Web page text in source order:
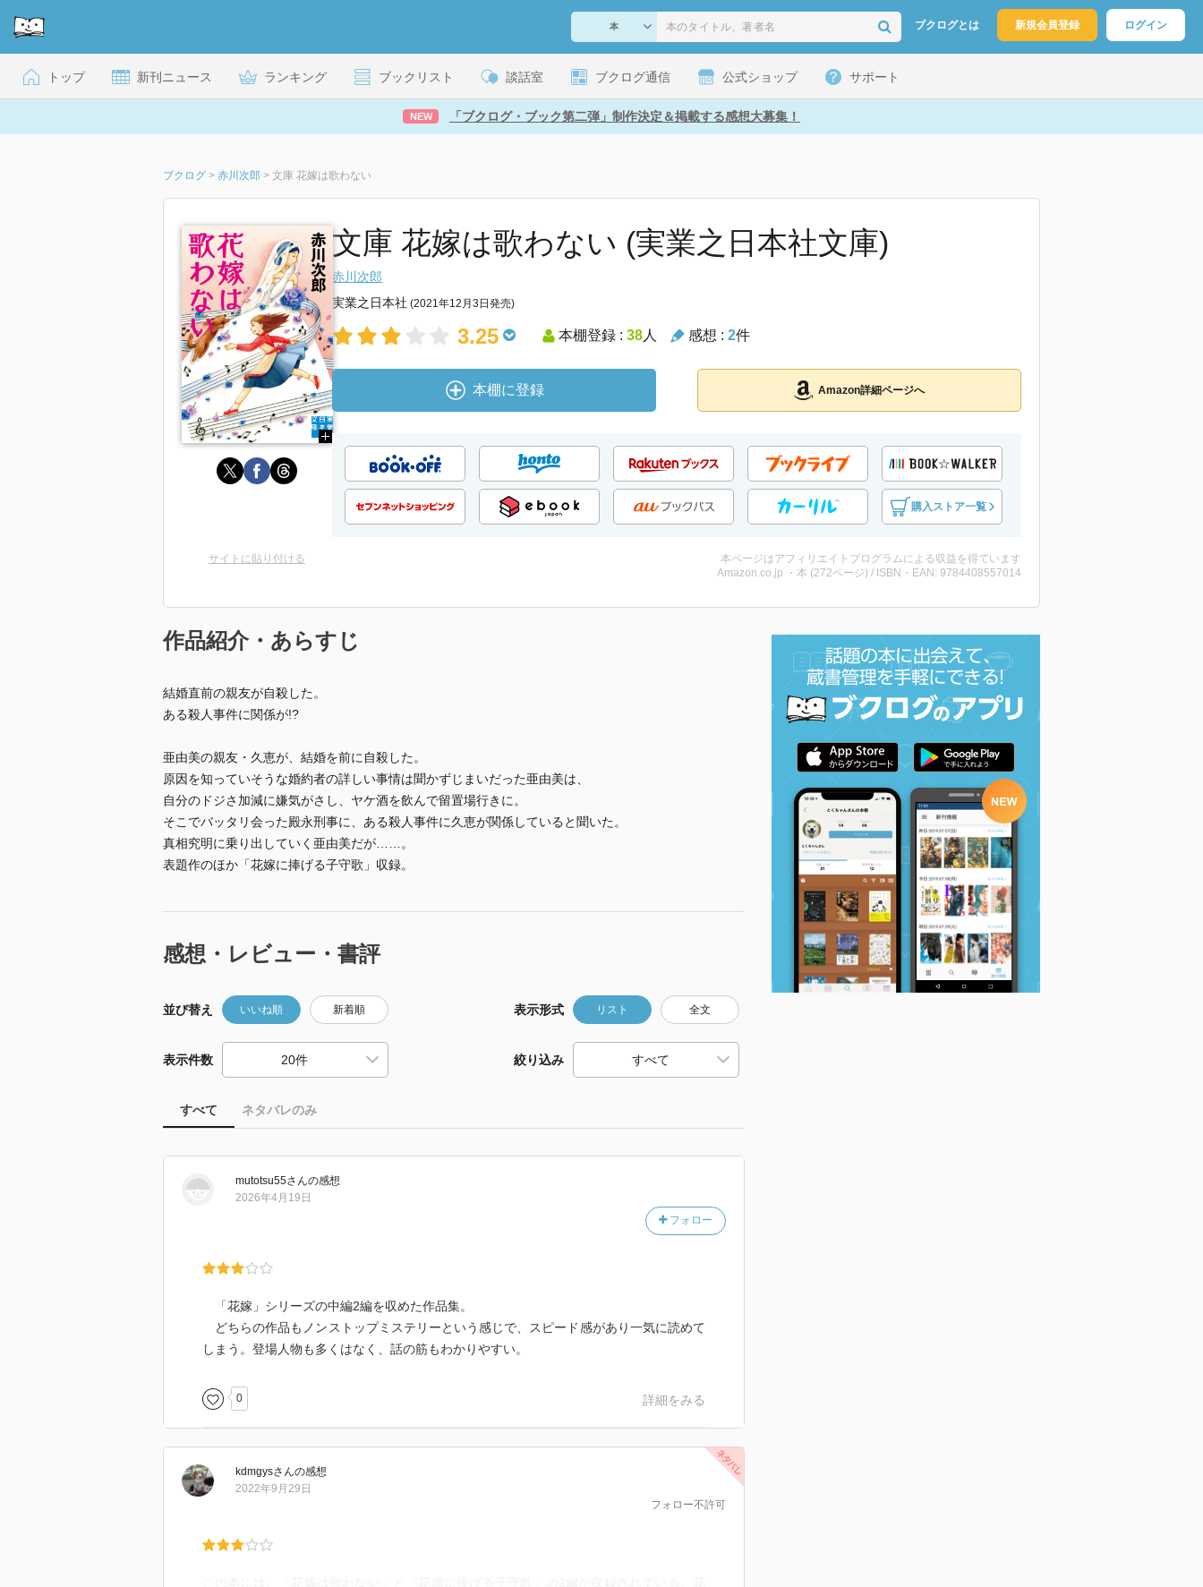
ブクログとは 新規会員登録 ログイン
トップ 新刊ニュース ランキング ブックリスト 談話室 ブクログ通信 公式ショップ サポート
NEW 「ブクログ・ブック第二弾」制作決定＆掲載する感想大募集！
ブクログ > 赤川次郎 > 文庫 花嫁は歌わない
文庫 花嫁は歌わない (実業之日本社文庫)
赤川次郎
実業之日本社 (2021年12月3日発売)
3.25 本棚登録 : 38人 感想 : 2件
本棚に登録 Amazon詳細ページへ
購入ストア一覧
サイトに貼り付ける
本ページはアフィリエイトプログラムによる収益を得ています
Amazon.co.jp ・本 (272ページ) / ISBN・EAN: 9784408557014
作品紹介・あらすじ
結婚直前の親友が自殺した。
ある殺人事件に関係が!?
亜由美の親友・久恵が、結婚を前に自殺した。
原因を知っていそうな婚約者の詳しい事情は聞かずじまいだった亜由美は、
自分のドジさ加減に嫌気がさし、ヤケ酒を飲んで留置場行きに。
そこでバッタリ会った殿永刑事に、ある殺人事件に久恵が関係していると聞いた。
真相究明に乗り出していく亜由美だが……。
表題作のほか「花嫁に捧げる子守歌」収録。
感想・レビュー・書評
並び替え いいね順 新着順 表示形式 リスト 全文
表示件数 絞り込み
すべて ネタバレのみ
mutotsu55さんの感想
フォロー
2026年4月19日
「花嫁」シリーズの中編2編を収めた作品集。
どちらの作品もノンストップミステリーという感じで、スピード感があり一気に読めて
しまう。登場人物も多くはなく、話の筋もわかりやすい。
0 詳細をみる
kdmgysさんの感想
フォロー不許可
2022年9月29日